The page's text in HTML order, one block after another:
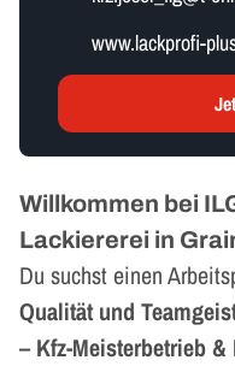
www.lackprofi-
Willkommen bei
Lackiererei in
Du suchst einen
Qualität und
– Kfz-Meisterbetrieb